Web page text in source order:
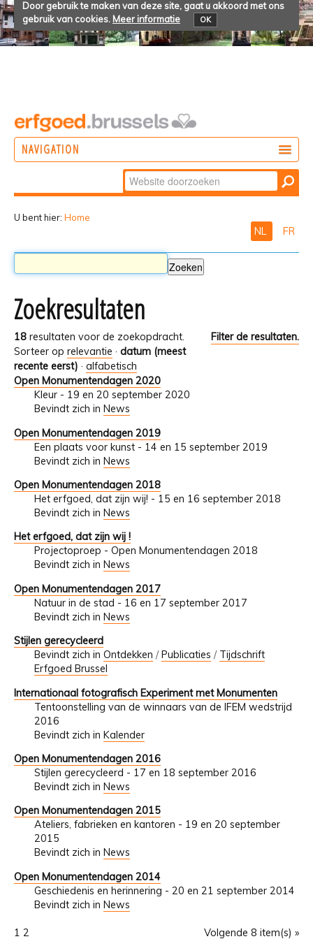
Door gebruik te maken van deze site, gaat u akkoord met ons
gebruik van cookies. Meer informatie OK
NAVIGATION
Zoek
Geavanceerd
U bent hier: Home
NL FR
Zoekresultaten
18 resultaten voor de zoekopdracht.
Filter de resultaten.
Sorteer op relevantie · datum (meest
recente eerst) · alfabetisch
Open Monumentendagen 2020
Kleur - 19 en 20 september 2020
Bevindt zich in News
Open Monumentendagen 2019
Een plaats voor kunst - 14 en 15 september 2019
Bevindt zich in News
Open Monumentendagen 2018
Het erfgoed, dat zijn wij! - 15 en 16 september 2018
Bevindt zich in News
Het erfgoed, dat zijn wij !
Projectoproep - Open Monumentendagen 2018
Bevindt zich in News
Open Monumentendagen 2017
Natuur in de stad - 16 en 17 september 2017
Bevindt zich in News
Stijlen gerecycleerd
Bevindt zich in Ontdekken /Publicaties / Tijdschrift
Erfgoed Brussel
Internationaal fotografisch Experiment met Monumenten
Tentoonstelling van de winnaars van de IFEM wedstrijd
2016
Bevindt zich in Kalender
Open Monumentendagen 2016
Stijlen gerecycleerd - 17 en 18 september 2016
Bevindt zich in News
Open Monumentendagen 2015
Ateliers, fabrieken en kantoren - 19 en 20 september
2015
Bevindt zich in News
Open Monumentendagen 2014
Geschiedenis en herinnering - 20 en 21 september 2014
Bevindt zich in News
Volgende 8 item(s) »
1 2